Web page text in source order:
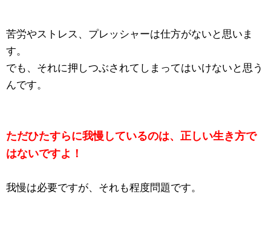
苦労やストレス、プレッシャーは仕方がないと思いま
す。
でも、それに押しつぶされてしまってはいけないと思う
んです。
ただひたすらに我慢しているのは、正しい生き方で
はないですよ！
我慢は必要ですが、それも程度問題です。